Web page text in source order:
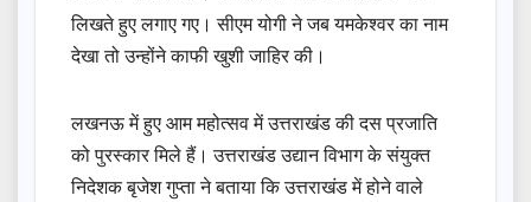
लिखते हुए लगाए गए। सीएम योगी ने जब यमकेश्वर का नाम
देखा तो उन्होंने काफी खुशी जाहिर की।
लखनऊ में हुए आम महोत्सव में उत्तराखंड की दस प्रजाति
को पुरस्कार मिले हैं। उत्तराखंड उद्यान विभाग के संयुक्त
निदेशक बृजेश गुप्ता ने बताया कि उत्तराखंड में होने वाले